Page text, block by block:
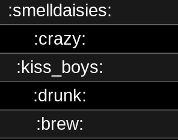
:smelldaisies:
:crazy:
:kiss_boys:
:drunk:
:brew: